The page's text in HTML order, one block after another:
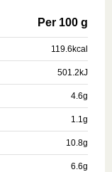
Per 100 g
119.6kcal
501.2kJ
4.6g
1.1g
10.8g
6.6g